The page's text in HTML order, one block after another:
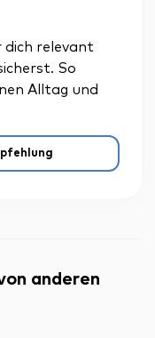
dich relevant
So
Alltag und
anderen